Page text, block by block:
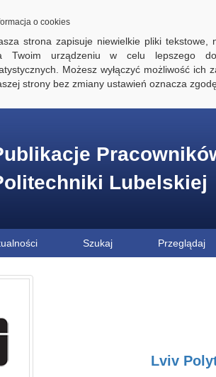
o cookies
strona zapisuje niewielkie pliki tekstowe,
Twoim urządzeniu w celu lepszego
Możesz wyłączyć możliwość ich
strony bez zmiany ustawień oznacza
Lubelskiej
Szukaj Przeglądaj
Lviv